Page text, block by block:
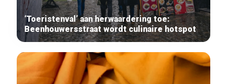
‘Toeristenval’ aan herwaardering toe:
Beenhouwersstraat wordt culinaire hotspot